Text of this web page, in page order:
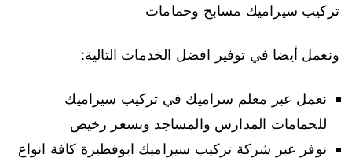
تركيب سيراميك مسابح وحمامات
ونعمل أيضا في توفير افضل الخدمات التالية:
نعمل عبر معلم سراميك في تركيب سيراميك
للحمامات المدارس والمساجد وبسعر رخيص
نوفر عبر شركة تركيب سيراميك ابوفطيرة كافة انواع